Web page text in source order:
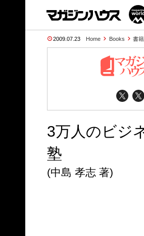
2009.07.23 Home Books 書
3万人のビジ
塾
(中島 孝志 著)